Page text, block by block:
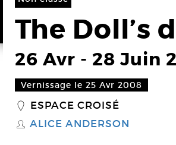
The Doll’s
26 Avr - 28 Juin
Vernissage le 25 Avr 2008
_ ESPACE CROISÉ
S ALICE ANDERSON